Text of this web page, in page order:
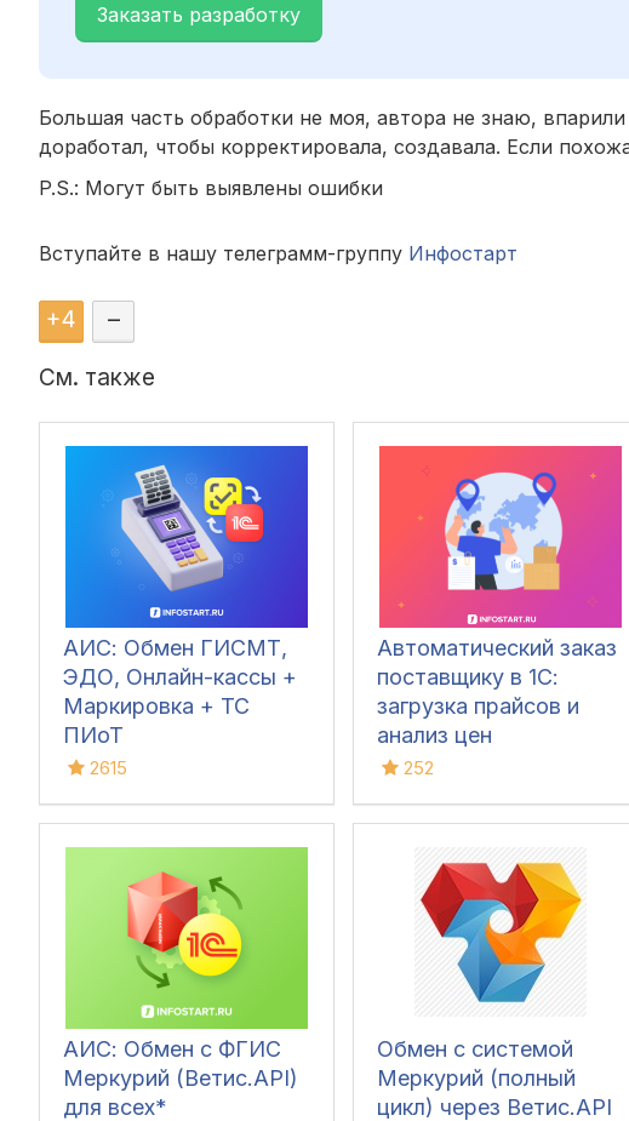
Заказать разработку
Большая часть обработки не моя, автора не знаю,
доработал, чтобы корректировала, создавала. Если
P.S.: Могут быть выявлены ошибки
Вступайте в нашу телеграмм-группу Инфостарт
+4 –
См. также
АИС: Обмен ГИСМТ,
ЭДО, Онлайн-кассы +
Маркировка + ТС
ПИоТ
2615
Автоматический заказ
поставщику в 1С:
загрузка прайсов и
анализ цен
252
АИС: Обмен с ФГИС
Меркурий (Ветис.API)
для всех*
Обмен с системой
Меркурий (полный
цикл) через Ветис.API